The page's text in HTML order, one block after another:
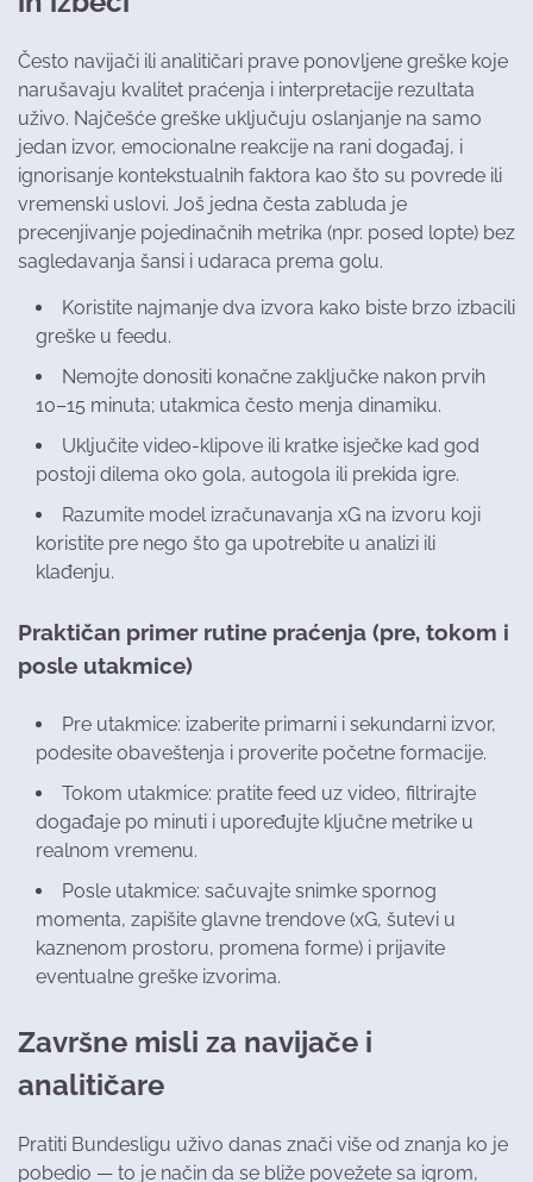
Često navijači ili analitičari prave ponovljene greške koje
narušavaju kvalitet praćenja i interpretacije rezultata
uživo. Najčešće greške uključuju oslanjanje na samo
jedan izvor, emocionalne reakcije na rani događaj, i
ignorisanje kontekstualnih faktora kao što su povrede ili
vremenski uslovi. Još jedna česta zabluda je
precenjivanje pojedinačnih metrika (npr. posed lopte) bez
sagledavanja šansi i udaraca prema golu.
Koristite najmanje dva izvora kako biste brzo izbacili
greške u feedu.
Nemojte donositi konačne zaključke nakon prvih
10–15 minuta; utakmica često menja dinamiku.
Uključite video-klipove ili kratke isječke kad god
postoji dilema oko gola, autogola ili prekida igre.
Razumite model izračunavanja xG na izvoru koji
koristite pre nego što ga upotrebite u analizi ili
klađenju.
Praktičan primer rutine praćenja (pre, tokom i
posle utakmice)
Pre utakmice: izaberite primarni i sekundarni izvor,
podesite obaveštenja i proverite početne formacije.
Tokom utakmice: pratite feed uz video, filtrirajte
događaje po minuti i upoređujte ključne metrike u
realnom vremenu.
Posle utakmice: sačuvajte snimke spornog
momenta, zapišite glavne trendove (xG, šutevi u
kaznenom prostoru, promena forme) i prijavite
eventualne greške izvorima.
Završne misli za navijače i
analitičare
Pratiti Bundesligu uživo danas znači više od znanja ko je
pobedio — to je način da se bliže povežete sa igrom,